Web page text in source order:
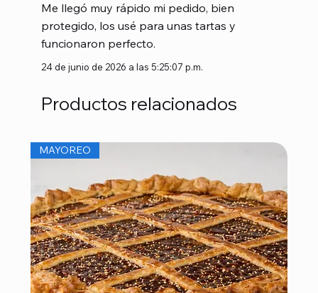
Me llegó muy rápido mi pedido, bien
protegido, los usé para unas tartas y
funcionaron perfecto.
24 de junio de 2026 a las 5:25:07 p.m.
Productos relacionados
MAYOREO